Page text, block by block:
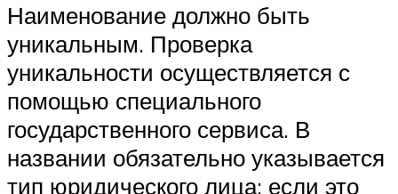
Наименование должно быть
уникальным. Проверка
уникальности осуществляется с
помощью специального
государственного сервиса. В
названии обязательно указывается
тип юридического лица: если это